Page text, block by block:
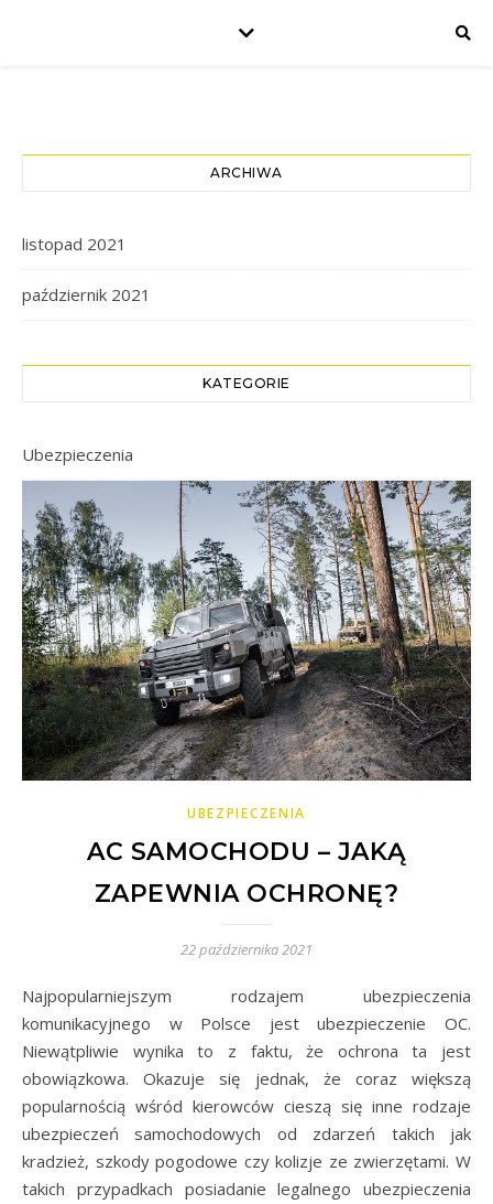
ARCHIWA
listopad 2021
październik 2021
KATEGORIE
Ubezpieczenia
UBEZPIECZENIA
AC SAMOCHODU – JAKĄ
ZAPEWNIA OCHRONĘ?
22 października 2021
Najpopularniejszym rodzajem ubezpieczenia
komunikacyjnego w Polsce jest ubezpieczenie OC.
Niewątpliwie wynika to z faktu, że ochrona ta jest
obowiązkowa. Okazuje się jednak, że coraz większą
popularnością wśród kierowców cieszą się inne rodzaje
ubezpieczeń samochodowych od zdarzeń takich jak
kradzież, szkody pogodowe czy kolizje ze zwierzętami. W
takich przypadkach posiadanie legalnego ubezpieczenia